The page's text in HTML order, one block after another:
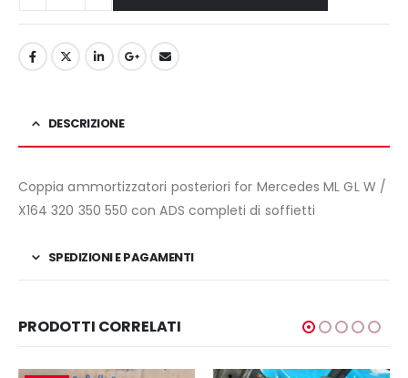
DESCRIZIONE
Coppia ammortizzatori posteriori for Mercedes ML GL W /
X164 320 350 550 con ADS completi di soffietti
SPEDIZIONI E PAGAMENTI
PRODOTTI CORRELATI